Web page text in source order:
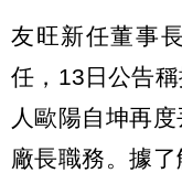
友旺新任董事
任，13日公告
人歐陽自坤再
廠長職務。據